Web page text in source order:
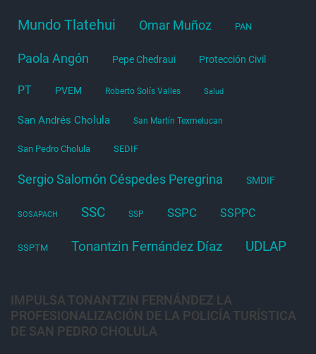
Mundo Tlatehui Omar Muñoz PAN
Paola Angón Pepe Chedraui Protección Civil
PT PVEM Roberto Solís Valles Salud
San Andrés Cholula San Martín Texmelucan
San Pedro Cholula SEDIF
Sergio Salomón Céspedes Peregrina SMDIF
SOSAPACH SSC SSP SSPC SSPPC
SSPTM Tonantzin Fernández Díaz UDLAP
IMPULSA TONANTZIN FERNÁNDEZ LA
PROFESIONALIZACIÓN DE LA POLICÍA TURÍSTICA
DE SAN PEDRO CHOLULA